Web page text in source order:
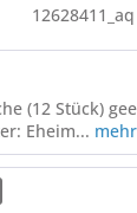
12628411_aq
(12 Stück)
Eheim... mehr